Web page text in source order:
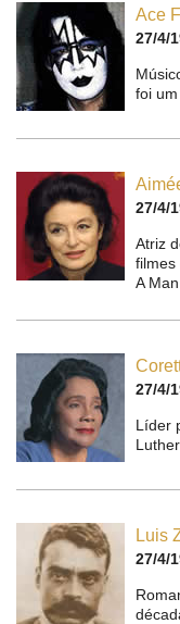
Ace
27/4/
foi um
27/4/
Atriz
filmes
A
27/4/
Líder
Luis
27/4/